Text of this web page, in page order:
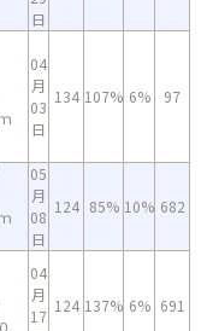
日
04
月
03
日
134 107% 6% 97
05
月
08
日
124 85% 10% 682
04
月
17
124 137% 6% 691